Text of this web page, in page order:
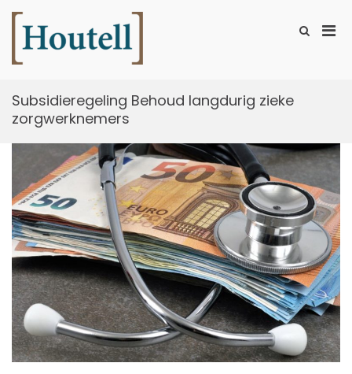
naar
inhoud
Toon
Subsidieregeling Behoud langdurig zieke
zorgwerknemers